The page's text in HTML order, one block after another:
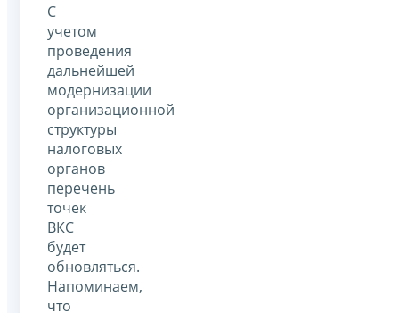
С
учетом
проведения
дальнейшей
модернизации
организационной
структуры
налоговых
органов
перечень
точек
ВКС
будет
обновляться.
Напоминаем,
что